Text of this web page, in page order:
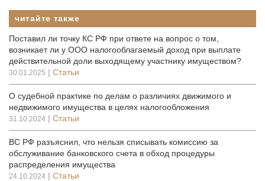
читайте также
Поставил ли точку КС РФ при ответе на вопрос о том,
возникает ли у ООО налогооблагаемый доход при выплате
действительной доли выходящему участнику имуществом?
30.01.2025 | Статьи
О судебной практике по делам о различиях движимого и
недвижимого имущества в целях налогообложения
31.10.2024 | Статьи
ВС РФ разъяснил, что нельзя списывать комиссию за
обслуживание банковского счета в обход процедуры
распределения имущества
24.10.2024 | Статьи